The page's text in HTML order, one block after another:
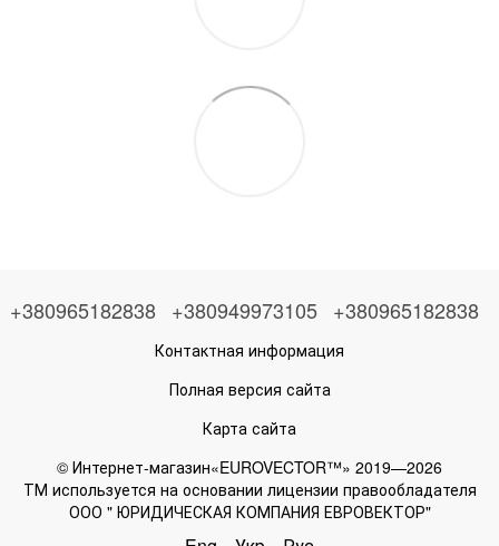
+380965182838 +380949973105 +380965182838
Контактная информация
Полная версия сайта
Карта сайта
© Интернет-магазин«EUROVECTOR™» 2019—2026
ТМ используется на основании лицензии правообладателя
ООО " ЮРИДИЧЕСКАЯ КОМПАНИЯ ЕВРОВЕКТОР"